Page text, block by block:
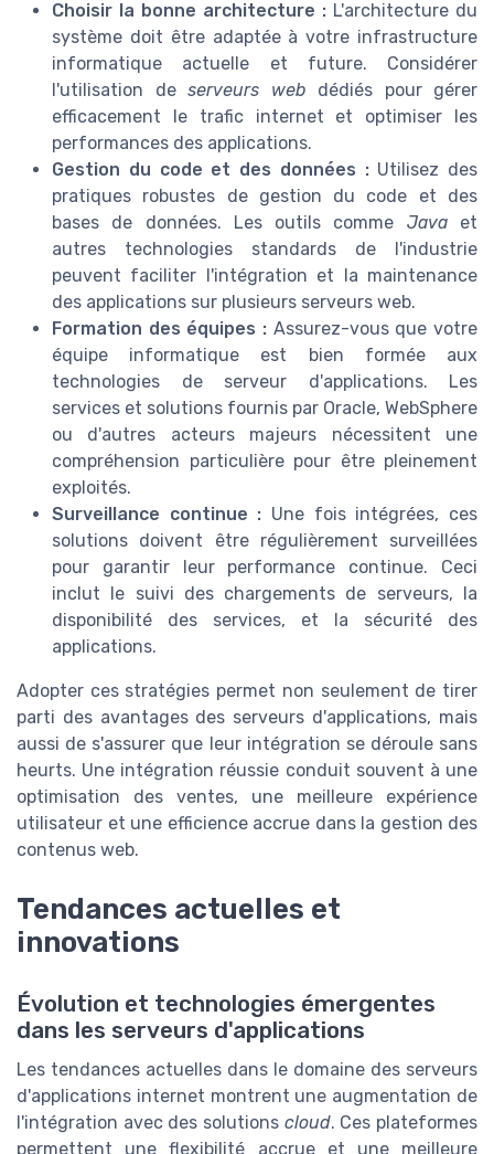
Choisir la bonne architecture : L'architecture du
système doit être adaptée à votre infrastructure
informatique actuelle et future. Considérer
l'utilisation de serveurs web dédiés pour gérer
efficacement le trafic internet et optimiser les
performances des applications.
Gestion du code et des données :Utilisez des
pratiques robustes de gestion du code et des
bases de données. Les outils comme Javaet
autres technologies standards de l'industrie
peuvent faciliter l'intégration et la maintenance
des applications sur plusieurs serveurs web.
Formation des équipes : Assurez-vous que votre
équipe informatique est bien formée aux
technologies de serveur d'applications. Les
services et solutions fournis par Oracle, WebSphere
ou d'autres acteurs majeurs nécessitent une
compréhension particulière pour être pleinement
exploités.
Surveillance continue : Une fois intégrées, ces
solutions doivent être régulièrement surveillées
pour garantir leur performance continue. Ceci
inclut le suivi des chargements de serveurs, la
disponibilité des services, et la sécurité des
applications.
Adopter ces stratégies permet non seulement de tirer
parti des avantages des serveurs d'applications, mais
aussi de s'assurer que leur intégration se déroule sans
heurts. Une intégration réussie conduit souvent à une
optimisation des ventes, une meilleure expérience
utilisateur et une efficience accrue dans la gestion des
contenus web.
Tendances actuelles et
innovations
Évolution et technologies émergentes
dans les serveurs d'applications
Les tendances actuelles dans le domaine des serveurs
d'applications internet montrent une augmentation de
l'intégration avec des solutions cloud. Ces plateformes
permettent une flexibilité accrue et une meilleure